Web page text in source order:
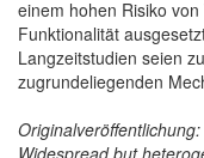
einem hohen Risiko
Funktionalität
Langzeitstudien seien
zugrundeliegenden
Originalveröffentlichung:
Widespread but